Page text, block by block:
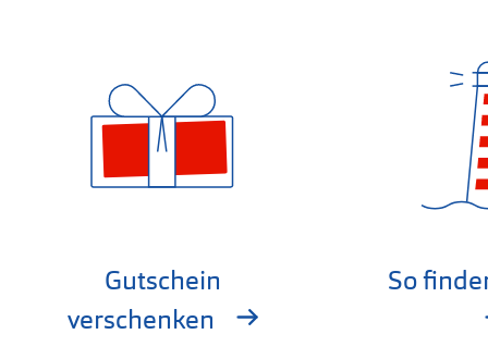
Gutschein
verschenken
So